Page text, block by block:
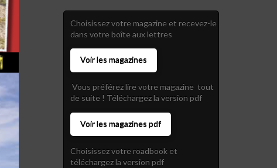
Choisissez votre magazine et recevez-le
dans votre boîte aux lettres
Voir les magazines
Vous préférez lire votre magazine tout
de suite ! Téléchargez la version pdf
Voir les magazines pdf
Choisissez votre roadbook et
téléchargez la version pdf